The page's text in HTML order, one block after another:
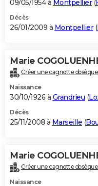
09/05/1954 à Montpellier(
Décès
26/01/2009 à Montpellier(
Marie
Créer une cagnotte
Naissance
30/10/1926 à Grandrieu (
Décès
25/11/2008 à Marseille (
Marie
Créer une cagnotte
Naissance